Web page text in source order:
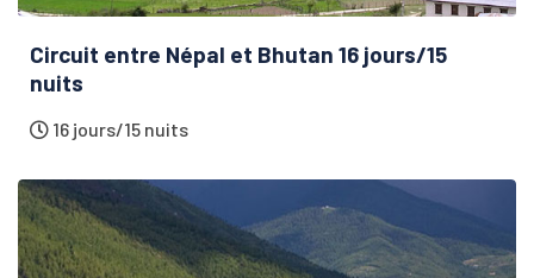
Circuit entre Népal et Bhutan 16 jours/15
nuits
16 jours/15 nuits